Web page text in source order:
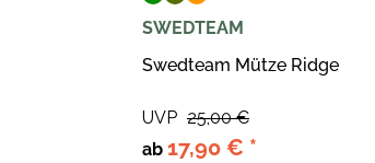
SWEDTEAM
Swedteam Mütze Ridge
ab 17,90 € *
UVP 25,00 €